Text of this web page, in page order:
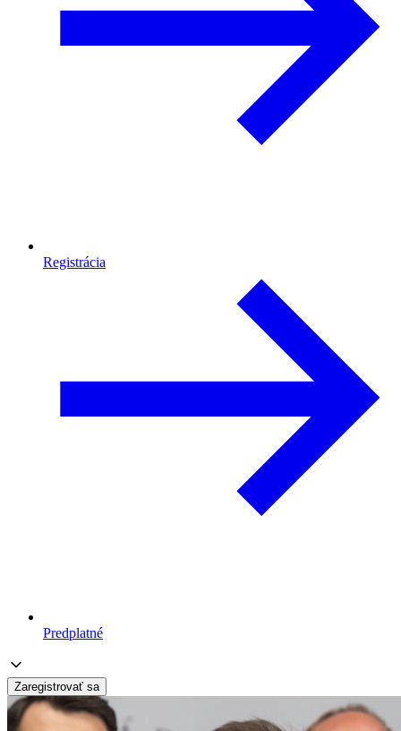
Registrácia
Predplatné
Zaregistrovať sa